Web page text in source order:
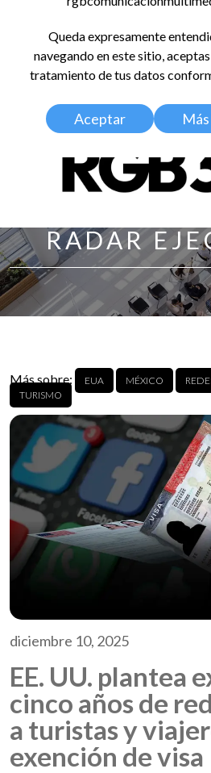
RED GLOBAL
BALDOSA 360
RADAR
Más sobre: EUA MÉXICO
TURISMO
diciembre 10, 2025
EE. UU. plantea
cinco años de
a turistas y
exención de visa
Queda expresamente
navegando en este sitio,
tratamiento de tus datos
Aceptar